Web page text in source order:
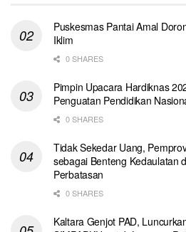
Puskesmas Pantai Amal
Iklim
0 SHARES
Pimpin Upacara Hardiknas
Penguatan Pendidikan
0 SHARES
Tidak Sekedar Uang,
sebagai Benteng Kedaulatan
Perbatasan
0 SHARES
Kaltara Genjot PAD,